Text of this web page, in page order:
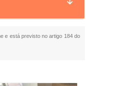
e está previsto no artigo 184 do